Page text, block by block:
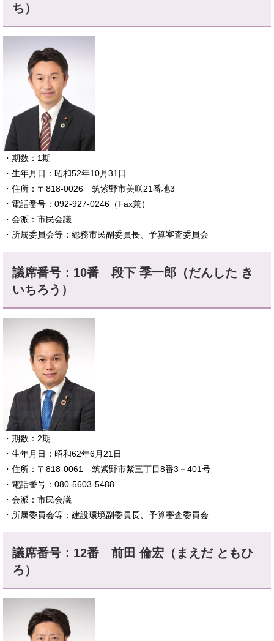
ち）
​・期数：1期
・生年月日：昭和52年10月31日
・住所：〒818-0026 筑紫野市美咲21番地3
・電話番号：092-927-0246（Fax兼）
・会派：市民会議
・所属委員会等：総務市民副委員長、予算審査委員会
議席番号：10番 段下 季一郎（だんした き
いちろう）
​・期数：2期
・生年月日：昭和62年6月21日
・住所：〒818-0061 筑紫野市紫三丁目8番3－401号
・電話番号：080-5603-5488
・会派：市民会議
・所属委員会等：建設環境副委員長、予算審査委員会​
議席番号：12番 前田 倫宏（まえだ ともひ
ろ）